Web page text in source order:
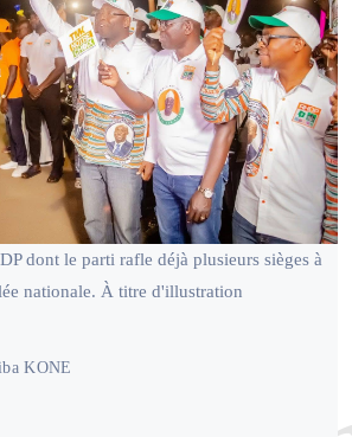
dont le parti rafle déjà plusieurs sièges à
nationale. À titre d'illustration
KONE